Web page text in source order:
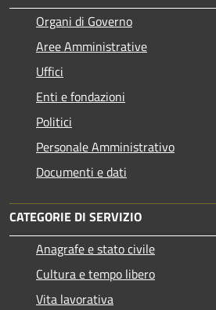
Organi di Governo
Aree Amministrative
Uffici
Enti e fondazioni
Politici
Personale Amministrativo
Documenti e dati
CATEGORIE DI SERVIZIO
Anagrafe e stato civile
Cultura e tempo libero
Vita lavorativa